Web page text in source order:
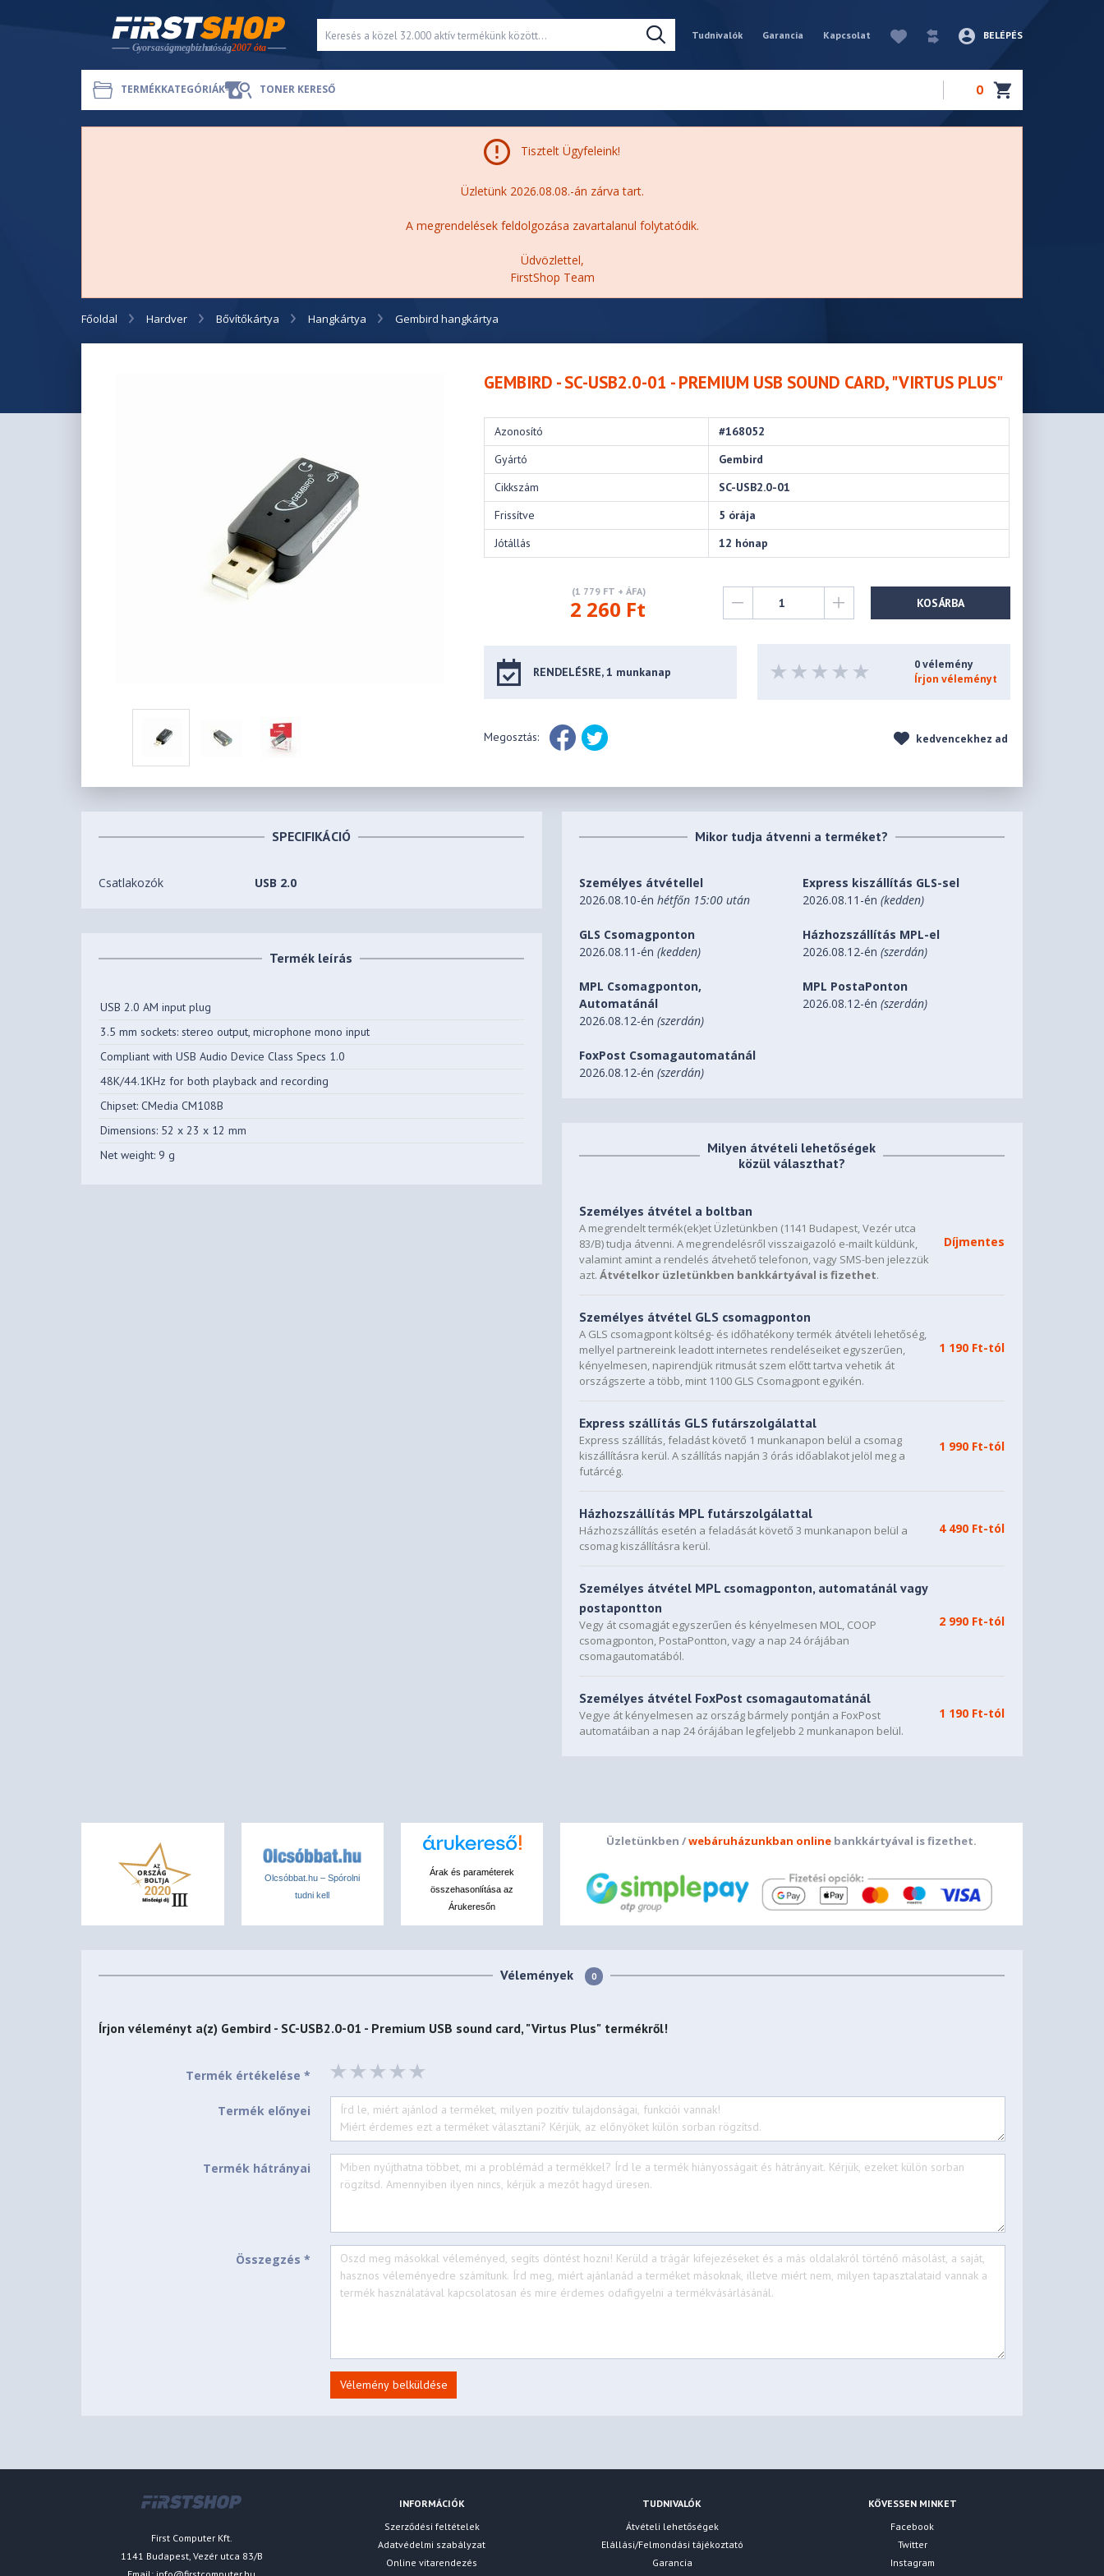
Tudnivalók Garancia Kapcsolat BELÉPÉS
TERMÉKKATEGÓRIÁK TONER KERESŐ 0
Tisztelt Ügyfeleink!
Üzletünk 2026.08.08.-án zárva tart.
A megrendelések feldolgozása zavartalanul folytatódik.
Üdvözlettel,
FirstShop Team
Főoldal Hardver Bővítőkártya Hangkártya Gembird hangkártya
GEMBIRD - SC-USB2.0-01 - PREMIUM USB SOUND CARD, "VIRTUS PLUS"
Azonosító
#168052
Gyártó
Gembird
Cikkszám
SC-USB2.0-01
Frissítve
5 órája
Jótállás
12 hónap
(1 779 FT + ÁFA)
2 260 Ft KOSÁRBA
RENDELÉSRE, 1 munkanap
0 vélemény
Írjon véleményt
Megosztás: kedvencekhez ad
SPECIFIKÁCIÓ
Csatlakozók USB 2.0
Termék leírás
USB 2.0 AM input plug
3.5 mm sockets: stereo output, microphone mono input
Compliant with USB Audio Device Class Specs 1.0
48K/44.1KHz for both playback and recording
Chipset: CMedia CM108B
Dimensions: 52 x 23 x 12 mm
Net weight: 9 g
Mikor tudja átvenni a terméket?
Személyes átvétellel
2026.08.10-énhétfőn 15:00 után
Express kiszállítás GLS-sel
2026.08.11-én (kedden)
GLS Csomagponton
2026.08.11-én(kedden)
Házhozszállítás MPL-el
2026.08.12-én (szerdán)
MPL Csomagponton,
Automatánál
2026.08.12-én(szerdán)
MPL PostaPonton
2026.08.12-én (szerdán)
FoxPost Csomagautomatánál
2026.08.12-én(szerdán)
Milyen átvételi lehetőségek
közül választhat?
Személyes átvétel a boltban
A megrendelt termék(ek)et Üzletünkben (1141 Budapest, Vezér utca
83/B) tudja átvenni. A megrendelésről visszaigazoló e-mailt küldünk,
valamint amint a rendelés átvehető telefonon, vagy SMS-ben jelezzük
azt.Átvételkor üzletünkben bankkártyával is fizethet.
Díjmentes
Személyes átvétel GLS csomagponton
A GLS csomagpont költség- és időhatékony termék átvételi lehetőség,
mellyel partnereink leadott internetes rendeléseiket egyszerűen,
kényelmesen, napirendjük ritmusát szem előtt tartva vehetik át
országszerte a több, mint 1100 GLS Csomagpont egyikén.
1 190 Ft-tól
Express szállítás GLS futárszolgálattal
Express szállítás, feladást követő 1 munkanapon belül a csomag
kiszállításra kerül. A szállítás napján 3 órás időablakot jelöl meg a
futárcég.
1 990 Ft-tól
Házhozszállítás MPL futárszolgálattal
Házhozszállítás esetén a feladását követő 3 munkanapon belül a
csomag kiszállításra kerül.
4 490 Ft-tól
Személyes átvétel MPL csomagponton, automatánál vagy
postapontton
Vegy át csomagját egyszerűen és kényelmesen MOL, COOP
csomagponton, PostaPontton, vagy a nap 24 órájában
csomagautomatából.
2 990 Ft-tól
Személyes átvétel FoxPost csomagautomatánál
Vegye át kényelmesen az ország bármely pontján a FoxPost
automatáiban a nap 24 órájában legfeljebb 2 munkanapon belül.
1 190 Ft-tól
Olcsóbbat.hu – Spórolni
tudni kell
Árak és paraméterek
összehasonlítása az
Árukeresőn
Üzletünkben /webáruházunkban online bankkártyával is fizethet.
Vélemények 0
Írjon véleményt a(z) Gembird - SC-USB2.0-01 - Premium USB sound card, "Virtus Plus" termékről!
Termék értékelése *
Termék előnyei
Termék hátrányai
Összegzés *
Vélemény belküldése
First Computer Kft.
1141 Budapest, Vezér utca 83/B
INFORMÁCIÓK
Szerződési feltételek
Adatvédelmi szabályzat
Online vitarendezés
TUDNIVALÓK
Átvételi lehetőségek
Elállási/Felmondási tájékoztató
Garancia
KÖVESSEN MINKET
Facebook
Twitter
Instagram